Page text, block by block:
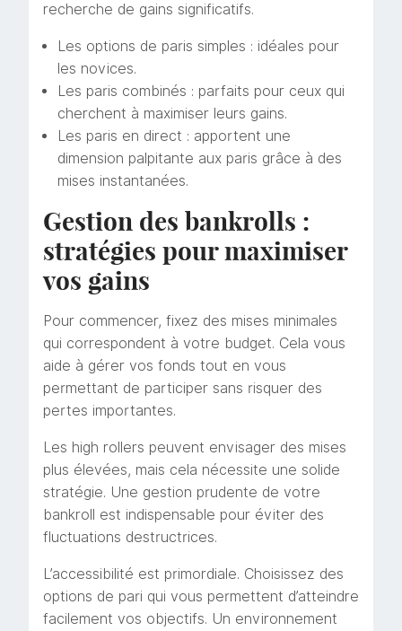
recherche de gains significatifs.
Les options de paris simples : idéales pour
les novices.
Les paris combinés : parfaits pour ceux qui
cherchent à maximiser leurs gains.
Les paris en direct : apportent une
dimension palpitante aux paris grâce à des
mises instantanées.
Gestion des bankrolls :
stratégies pour maximiser
vos gains
Pour commencer, fixez des mises minimales
qui correspondent à votre budget. Cela vous
aide à gérer vos fonds tout en vous
permettant de participer sans risquer des
pertes importantes.
Les high rollers peuvent envisager des mises
plus élevées, mais cela nécessite une solide
stratégie. Une gestion prudente de votre
bankroll est indispensable pour éviter des
fluctuations destructrices.
L’accessibilité est primordiale. Choisissez des
options de pari qui vous permettent d’atteindre
facilement vos objectifs. Un environnement